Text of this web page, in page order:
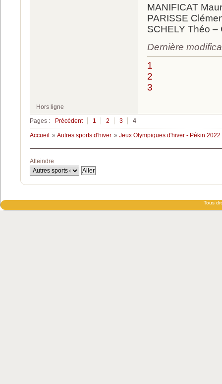
MANIFICAT
PARISSE
SCHELY Théo –
Dernière
1
2
3
Hors ligne
Pages :
Précédent 1 2 3 4
Accueil » Autres sports d'hiver » Jeux Olympiques d'hiver - Pékin 2022
Atteindre
Tous